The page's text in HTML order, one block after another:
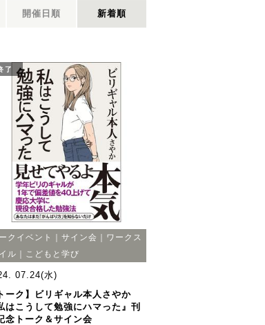
開催日順 新着順
了
クイベント｜サイン会｜ワークス
ル｜こどもと学び
07.24(水)
ーク】ビリギャル本人さやか
はこうして勉強にハマった』刊
念トーク＆サイン会